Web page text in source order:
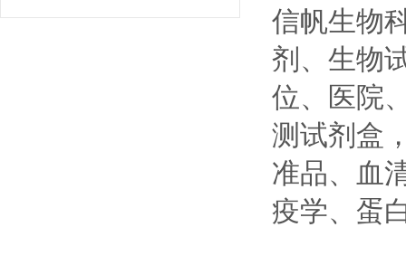
信帆生物
剂、生物
位、医院
测试剂盒
准品、血
疫学、蛋